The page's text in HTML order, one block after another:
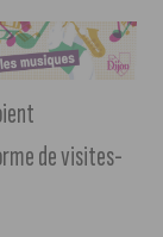
de visites-